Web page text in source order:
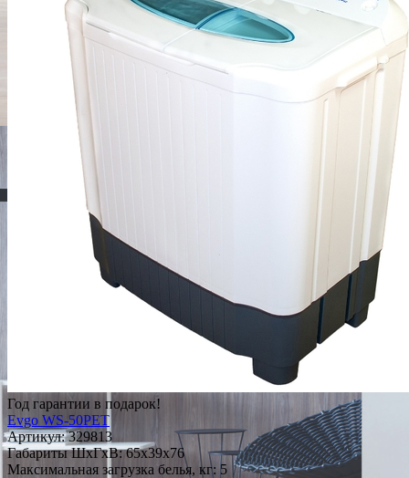
Год гарантии в подарок!
Evgo WS-50PET
Артикул:329813
Габариты ШxГxВ: 65x39x76
Максимальная загрузка белья, кг: 5